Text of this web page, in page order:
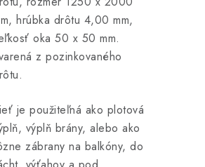
hrúbka drôtu 4,00 mm,
oka 50 x 50 mm.
z pozinkovaného
je použiteľná ako plotová
výplň brány, alebo ako
zábrany na balkóny, do